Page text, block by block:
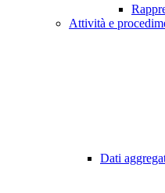
Attività e
Dati